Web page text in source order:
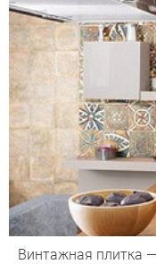
Винтажная плитка